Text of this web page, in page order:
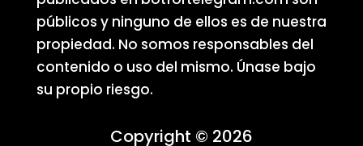
públicos y ninguno de ellos es de nuestra
propiedad. No somos responsables del
contenido o uso del mismo. Únase bajo
su propio riesgo.
Copyright © 2026